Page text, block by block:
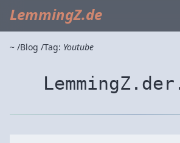
LemmingZ.de
~ Blog Tag: Youtube